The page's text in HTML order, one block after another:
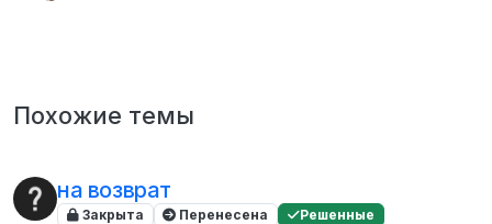
Похожие темы
на возврат
Закрыта Перенесена
Решенные